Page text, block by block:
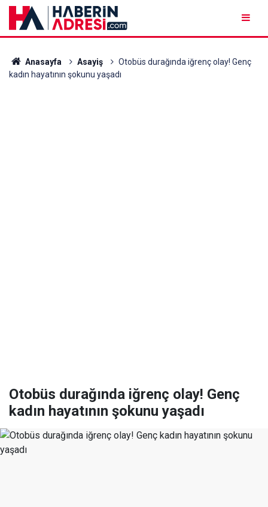
Anasayfa Asayiş
Otobüs durağında iğrenç olay! Genç
kadın hayatının şokunu yaşadı
Otobüs durağında iğrenç olay! Genç
kadın hayatının şokunu yaşadı